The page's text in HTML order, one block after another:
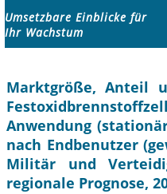
Umsetzbare Einblicke für
Ihr Wachstum
Marktgröße, Anteil
Anwendung
nach Endbenutzer
Militär und
regionale Prognose,